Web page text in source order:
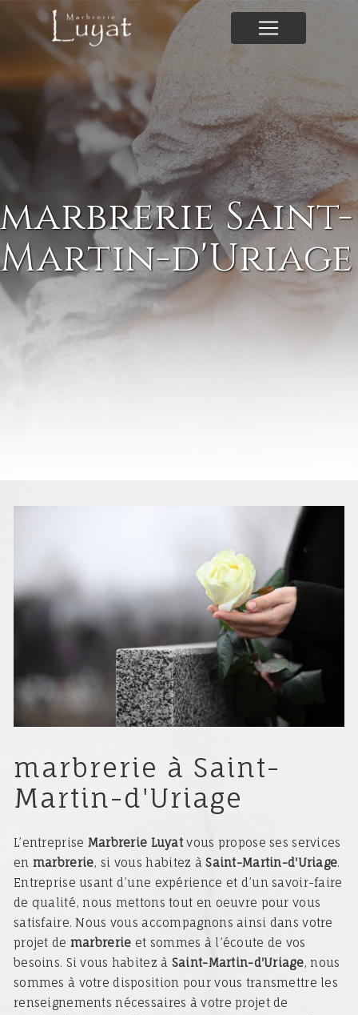
marbrerie Saint-
Martin-d'Uriage
marbrerie à Saint-
Martin-d'Uriage
L’entreprise Marbrerie Luyat vous propose ses services
en marbrerie, si vous habitez àSaint-Martin-d'Uriage.
Entreprise usant d’une expérience et d’un savoir-faire
de qualité, nous mettons tout en oeuvre pour vous
satisfaire. Nous vous accompagnons ainsi dans votre
projet de marbrerie et sommes à l’écoute de vos
besoins. Si vous habitez à Saint-Martin-d'Uriage, nous
sommes à votre disposition pour vous transmettre les
renseignements nécessaires à votre projet de
Panneau de gestion des cookies